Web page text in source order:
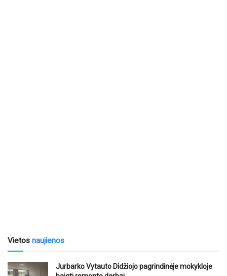
Vietos naujienos
Jurbarko Vytauto Didžiojo pagrindinėje mokykloje